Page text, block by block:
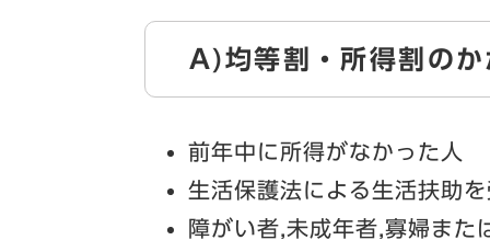
A)均等割・所得割の
前年中に所得がなかった人
生活保護法による生活扶助
障がい者,未成年者,寡婦ま